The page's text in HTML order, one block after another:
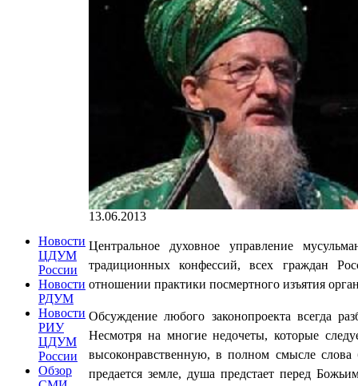
Новости
ЦДУМ
России
Новости
РДУМ
Новости
РИУ
ЦДУМ
России
Обзор
13.06.2013
Центральное духовное управление
традиционных конфессий, всех граждан
отношении практики посмертного изъятия
Обсуждение любого законопроекта всегда
Несмотря на многие недочеты, которые
высоконравственную, в полном смысле
предается земле, душа предстает перед